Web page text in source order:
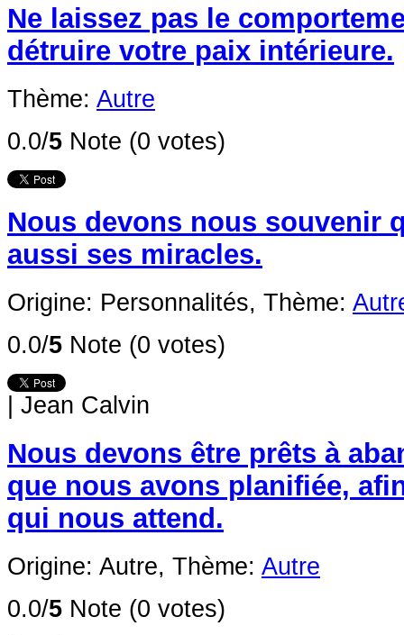
Ne laissez pas le
détruire votre paix intérieure.
Thème: Autre
0.0/5 Note (0 votes)
Nous devons nous souvenir
aussi ses miracles.
Origine: Personnalités, Thème:
0.0/5 Note (0 votes)
Jean Calvin
Nous devons être prêts à
que nous avons planifiée,
qui nous attend.
Origine: Autre, Thème: Autre
0.0/5 Note (0 votes)